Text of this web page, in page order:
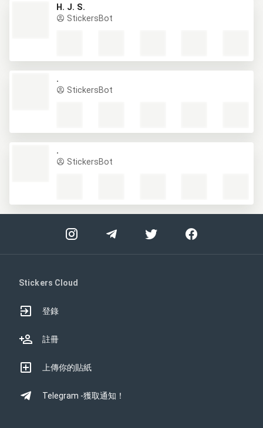
H. J. S.
StickersBot
.
StickersBot
.
StickersBot
Stickers Cloud
登錄
註冊
上傳你的貼紙
Telegram -獲取通知！